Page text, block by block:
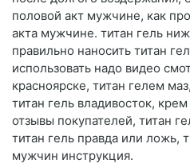
половой акт мужчине, как
акта мужчине. титан гель
правильно наносить титан
использовать надо видео
красноярске, титан гелем
титан гель владивосток,
отзывы покупателей, титан
титан гель правда или ложь,
мужчин инструкция.